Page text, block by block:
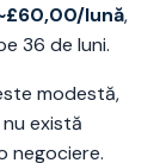
lună,
36 de luni.
modestă,
nu există
negociere.